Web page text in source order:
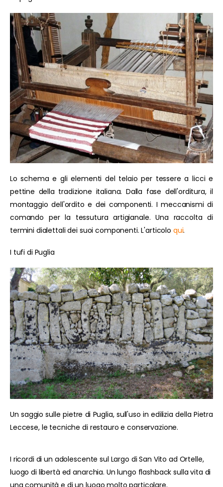
Lo schema e gli elementi del telaio per tessere a licci e
pettine della tradizione italiana. Dalla fase dell'orditura, il
montaggio dell'ordito e dei componenti. I meccanismi di
comando per la tessutura artigianale. Una raccolta di
termini dialettali dei suoi componenti. L'articolo qui.
I tufi di Puglia
Un saggio sulle pietre di Puglia, sull'uso in edilizia della Pietra
Leccese, le tecniche di restauro e conservazione.
I ricordi di un adolescente sul Largo di San Vito ad Ortelle,
luogo di libertà ed anarchia. Un lungo flashback sulla vita di
una comunità e di un luogo molto particolare.